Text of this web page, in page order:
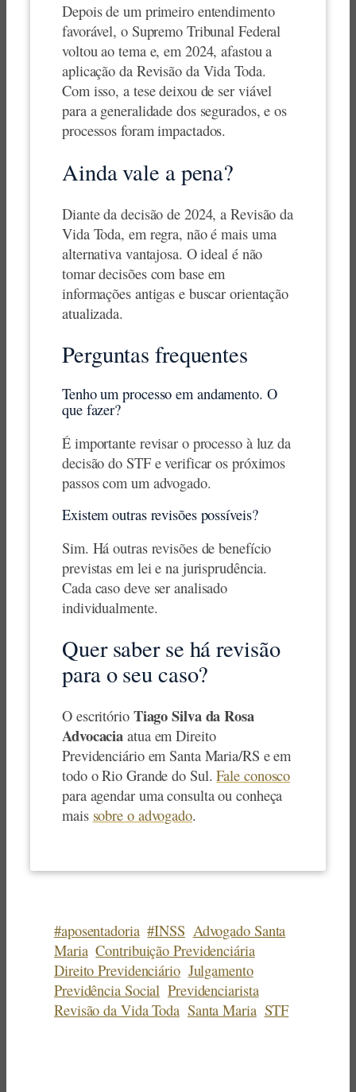
Depois de um primeiro entendimento
favorável, o Supremo Tribunal Federal
voltou ao tema e, em 2024, afastou a
aplicação da Revisão da Vida Toda.
Com isso, a tese deixou de ser viável
para a generalidade dos segurados, e os
processos foram impactados.
Ainda vale a pena?
Diante da decisão de 2024, a Revisão da
Vida Toda, em regra, não é mais uma
alternativa vantajosa. O ideal é não
tomar decisões com base em
informações antigas e buscar orientação
atualizada.
Perguntas frequentes
Tenho um processo em andamento. O
que fazer?
É importante revisar o processo à luz da
decisão do STF e verificar os próximos
passos com um advogado.
Existem outras revisões possíveis?
Sim. Há outras revisões de benefício
previstas em lei e na jurisprudência.
Cada caso deve ser analisado
individualmente.
Quer saber se há revisão
para o seu caso?
O escritório Tiago Silva da Rosa
Advocacia atua em Direito
Previdenciário em Santa Maria/RS e em
todo o Rio Grande do Sul.Fale conosco
para agendar uma consulta ou conheça
mais sobre o advogado.
#aposentadoria #INSS Advogado Santa
Maria Contribuição Previdenciária
Direito Previdenciário Julgamento
Previdência Social Previdenciarista
Revisão da Vida Toda Santa Maria STF